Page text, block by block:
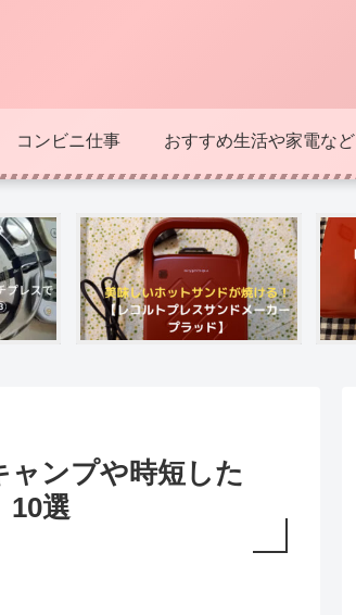
コンビニ仕事 おすすめ生活や家電など
ャンプや時短した
選